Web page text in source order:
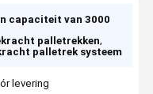
capaciteit van 3000
palletrekken,
palletrek systeem
levering